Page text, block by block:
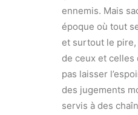
ennemis. Mais
époque où tout
et surtout le
de ceux et
pas laisser
des jugements
servis à des